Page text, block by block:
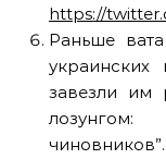
https://
Раньше
украинских
завезли им